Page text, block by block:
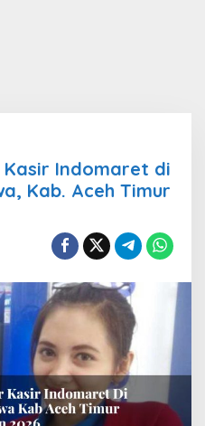
Indomaret di
Kab. Aceh Timur